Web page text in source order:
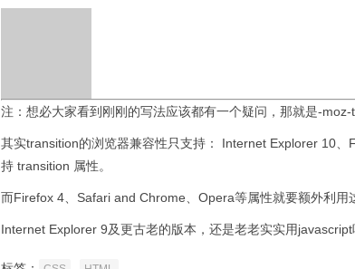
注：想必大家看到刚刚的写法应该都有一个疑问，那就是-moz-
其实transition的浏览器兼容性只支持： Internet Explorer 10
持 transition 属性。
而Firefox 4、Safari and Chrome、Opera等属性就要额外利用
Internet Explorer 9及更古老的版本，还是老老实实用javascript